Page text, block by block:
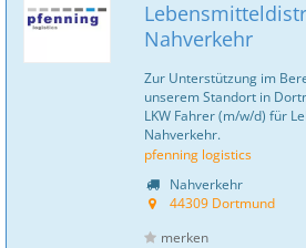
Nahverkehr
Zur Unterstützung im
unserem Standort in
LKW Fahrer (m/w/d) für
Nahverkehr.
pfenning logistics
Nahverkehr
44309 Dortmund
merken